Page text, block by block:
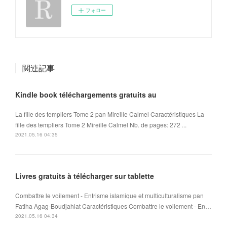
フォロー
関連記事
Kindle book téléchargements gratuits au
La fille des templiers Tome 2 pan Mireille Calmel Caractéristiques La
fille des templiers Tome 2 Mireille Calmel Nb. de pages: 272 ...
2021.05.16 04:35
Livres gratuits à télécharger sur tablette
Combattre le voilement - Entrisme islamique et multiculturalisme pan
Fatiha Agag-Boudjahlat Caractéristiques Combattre le voilement - En…
2021.05.16 04:34